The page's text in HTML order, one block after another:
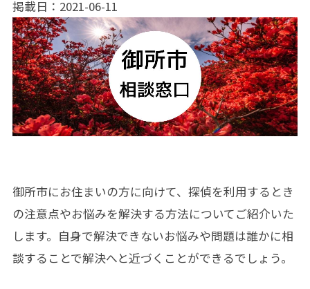
掲載日：2021-06-11
御所市にお住まいの方に向けて、探偵を利用するとき
の注意点やお悩みを解決する方法についてご紹介いた
します。自身で解決できないお悩みや問題は誰かに相
談することで解決へと近づくことができるでしょう。